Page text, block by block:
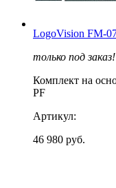
LogoVision FM-
только под заказ!
Комплект на
PF
Артикул:
46 980 руб.